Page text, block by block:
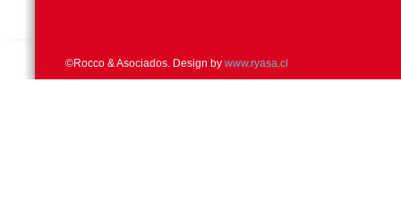
©Rocco & Asociados. Design by www.ryasa.cl